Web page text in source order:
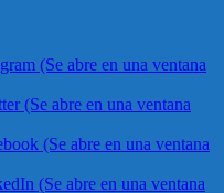
(Se abre en una ventana
(Se abre en una ventana
(Se abre en una ventana
(Se abre en una ventana